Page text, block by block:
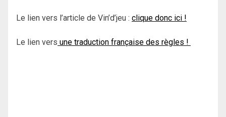
Le lien vers l’article de Vin’d’jeu : clique donc ici !
Le lien vers une traduction française des règles !